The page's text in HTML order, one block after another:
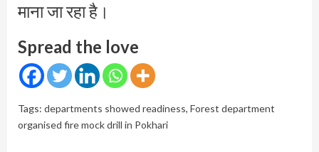
माना जा रहा है।
Spread the love
Tags: departments showed readiness, Forest department
organised fire mock drill in Pokhari